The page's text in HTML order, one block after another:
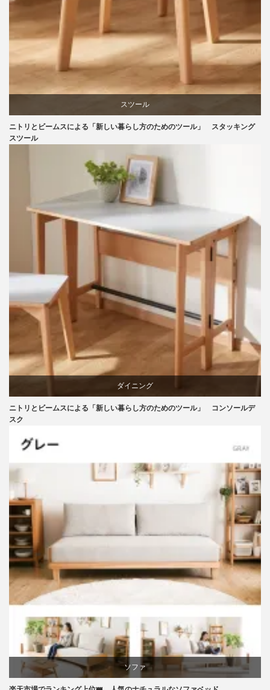
スツール
ビーチ
ブランディング
マーケティング
ライフスタイル
ニトリとビームスによる「新しい暮らし方のためのツール」 スタッキング
スツール
ダイニング
ビーチ
ブランディング
ニトリとビームスによる「新しい暮らし方のためのツール」 コンソールデ
スク
ソファ